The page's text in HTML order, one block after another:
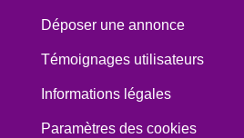
Déposer une annonce
Témoignages utilisateurs
Informations légales
Paramètres des cookies